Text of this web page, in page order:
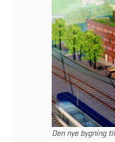
Den nye bygning